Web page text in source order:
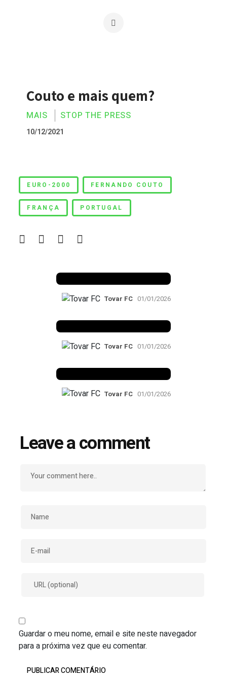
Couto e mais quem?
MAIS STOP THE PRESS
10/12/2021
Couto e mais quem?
EURO-2000 FERNANDO COUTO
FRANÇA PORTUGAL
Tovar FC 01/01/2026
Tovar FC 01/01/2026
Tovar FC 01/01/2026
Leave a comment
Guardar o meu nome, email e site neste navegador
para a próxima vez que eu comentar.